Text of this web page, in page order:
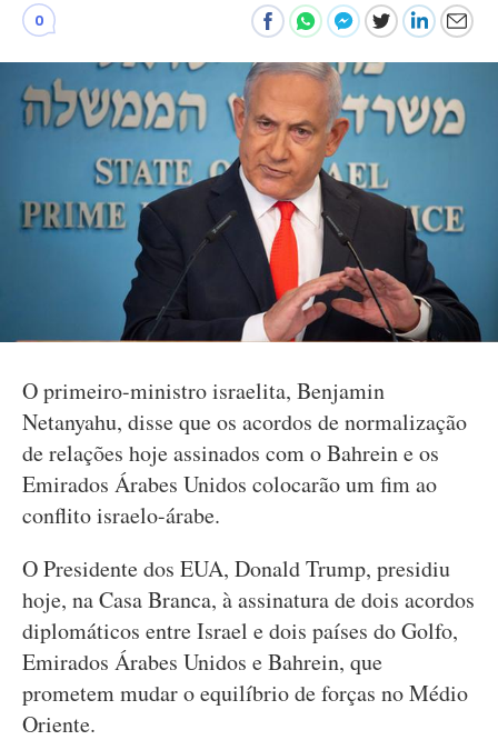
0
O primeiro-ministro israelita, Benjamin
Netanyahu, disse que os acordos de normalização
de relações hoje assinados com o Bahrein e os
Emirados Árabes Unidos colocarão um fim ao
conflito israelo-árabe.
O Presidente dos EUA, Donald Trump, presidiu
hoje, na Casa Branca, à assinatura de dois acordos
diplomáticos entre Israel e dois países do Golfo,
Emirados Árabes Unidos e Bahrein, que
prometem mudar o equilíbrio de forças no Médio
Oriente.